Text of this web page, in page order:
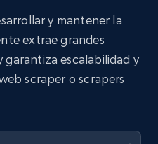
y mantener la
extrae grandes
garantiza escalabilidad y
scraper o scrapers